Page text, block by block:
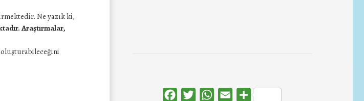
Ne yazık ki,
Araştırmalar,
FacebookTwitterWhatsApp
Email Share